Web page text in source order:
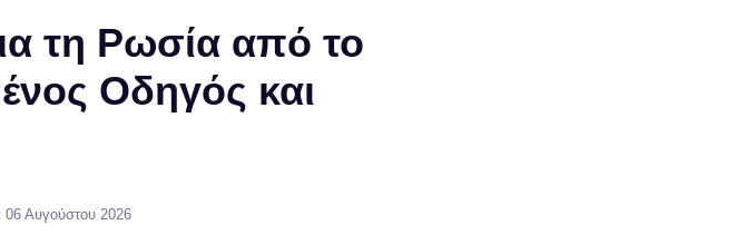
τη Ρωσία από το
Οδηγός και
Αυγούστου 2026